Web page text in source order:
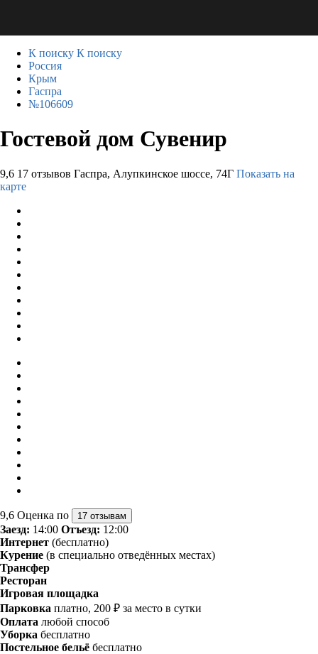
К поиску К поиску
Россия
Крым
Гаспра
№106609
Гостевой дом Сувенир
9,6 17 отзывов Гаспра, Алупкинское шоссе, 74Г Показать на
карте
9,6 Оценка по 17 отзывам
Заезд: 14:00 Отъезд: 12:00
Интернет (бесплатно)
Курение (в специально отведённых местах)
Трансфер
Ресторан
Игровая площадка
Парковка платно, 200 ₽ за место в сутки
Оплата любой способ
Уборка бесплатно
Постельное бельё бесплатно